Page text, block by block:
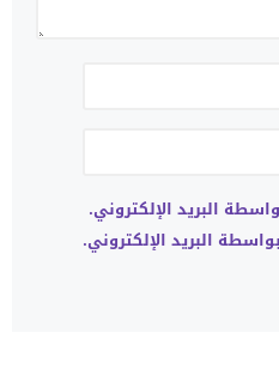
البريد الإلكتروني.
البريد الإلكتروني.